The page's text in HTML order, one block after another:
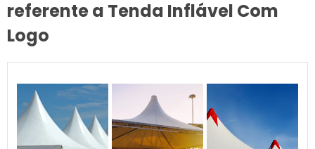
referente a Tenda Inflável Com
Logo